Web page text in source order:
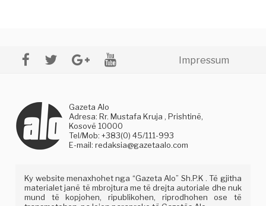
Impressum
Gazeta Alo
Adresa: Rr. Mustafa Kruja , Prishtinë,
Kosovë 10000
Tel/Mob: +383(0) 45/111-993
E-mail:redaksia@gazetaalo.com
Ky website menaxhohet nga “Gazeta Alo” Sh.P.K . Të gjitha
materialet janë të mbrojtura me të drejta autoriale dhe nuk
mund të kopjohen, ripublikohen, riprodhohen ose të